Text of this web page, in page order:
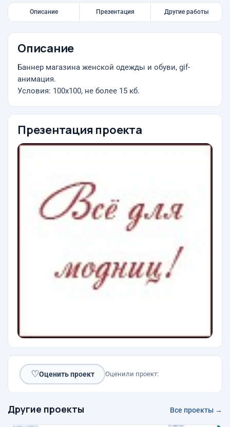
Описание Презентация Другие работы
Описание
Баннер магазина женской одежды и обуви, gif-
анимация.
Условия: 100х100, не более 15 кб.
Презентация проекта
♡Оценить проект Оценили проект:
Другие проекты Все проекты →